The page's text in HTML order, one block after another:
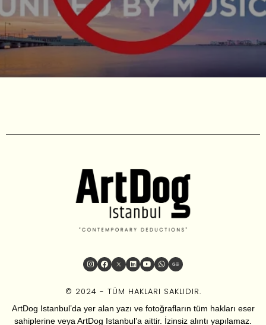
© 2024 - TÜM HAKLARI SAKLIDIR.
ArtDog Istanbul’da yer alan yazı ve fotoğrafların tüm hakları eser
sahiplerine veya ArtDog Istanbul’a aittir. İzinsiz alıntı yapılamaz.